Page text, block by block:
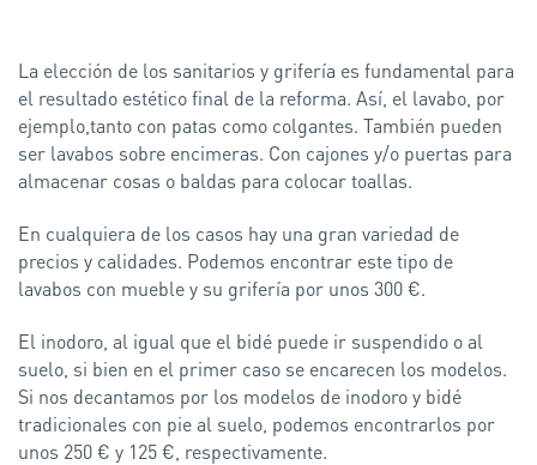
La elección de los sanitarios y grifería es fundamental para
el resultado estético final de la reforma. Así, el lavabo, por
ejemplo,tanto con patas como colgantes. También pueden
ser lavabos sobre encimeras. Con cajones y/o puertas para
almacenar cosas o baldas para colocar toallas.
En cualquiera de los casos hay una gran variedad de
precios y calidades. Podemos encontrar este tipo de
lavabos con mueble y su grifería por unos 300 €.
El inodoro, al igual que el bidé puede ir suspendido o al
suelo, si bien en el primer caso se encarecen los modelos.
Si nos decantamos por los modelos de inodoro y bidé
tradicionales con pie al suelo, podemos encontrarlos por
unos 250 € y 125 €, respectivamente.